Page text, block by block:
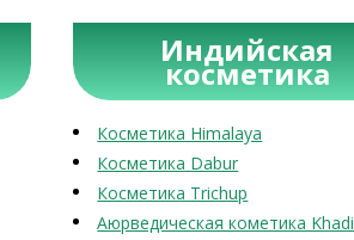
Индийская
косметика
Косметика Himalaya
Косметика Dabur
Косметика Trichup
Аюрведическая кометика Khadi